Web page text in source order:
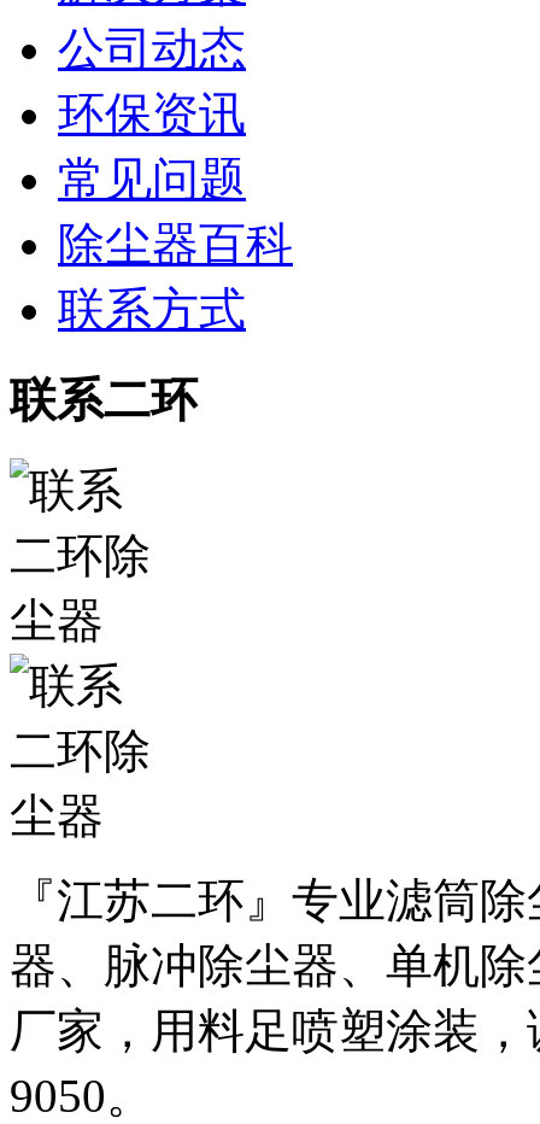
公司动态
环保资讯
常见问题
除尘器百科
联系方式
联系二环
『江苏二环』专业滤筒
器、脉冲除尘器、单机
厂家，用料足喷塑涂装
9050。